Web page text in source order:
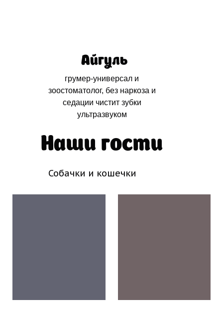
грумер-универсал и
зоостоматолог, без наркоза и
седации чистит зубки
ультразвуком
Айгуль
Наши гости
Собачки и кошечки